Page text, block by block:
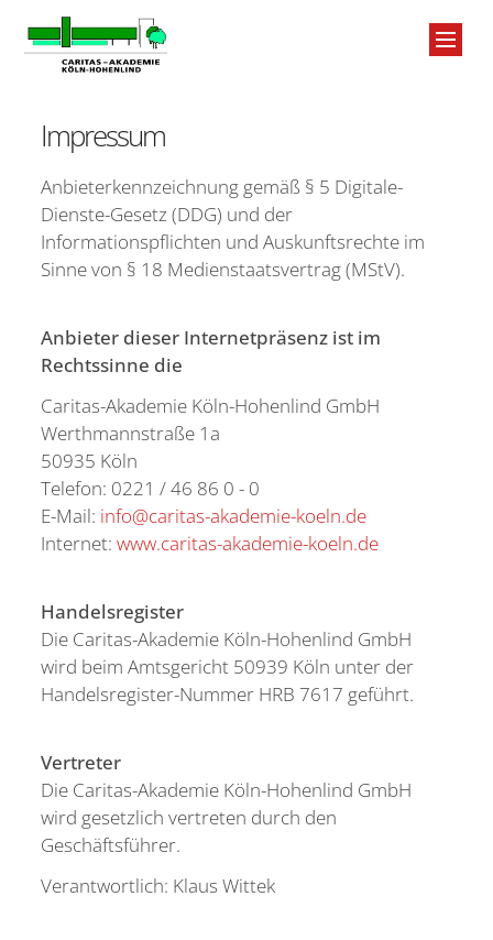
Zum Inhalt springen
Impressum
Anbieterkennzeichnung gemäß § 5 Digitale-
Dienste-Gesetz (DDG) und der
Informationspflichten und Auskunftsrechte im
Sinne von § 18 Medienstaatsvertrag (MStV).
Anbieter dieser Internetpräsenz ist im
Rechtssinne die
Caritas-Akademie Köln-Hohenlind GmbH
Werthmannstraße 1a
50935 Köln
Telefon: 0221 / 46 86 0 - 0
E-Mail: info@caritas-akademie-koeln.de
Internet:www.caritas-akademie-koeln.de
Handelsregister
Die Caritas-Akademie Köln-Hohenlind GmbH
wird beim Amtsgericht 50939 Köln unter der
Handelsregister-Nummer HRB 7617 geführt.
Vertreter
Die Caritas-Akademie Köln-Hohenlind GmbH
wird gesetzlich vertreten durch den
Geschäftsführer.
Verantwortlich: Klaus Wittek